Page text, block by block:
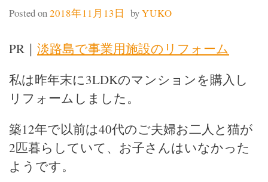
Posted on2018年11月13日 byYUKO
PR｜ 淡路島で事業用施設のリフォーム
私は昨年末に3LDKのマンションを購入し
リフォームしました。
築12年で以前は40代のご夫婦お二人と猫が
2匹暮らしていて、お子さんはいなかった
ようです。